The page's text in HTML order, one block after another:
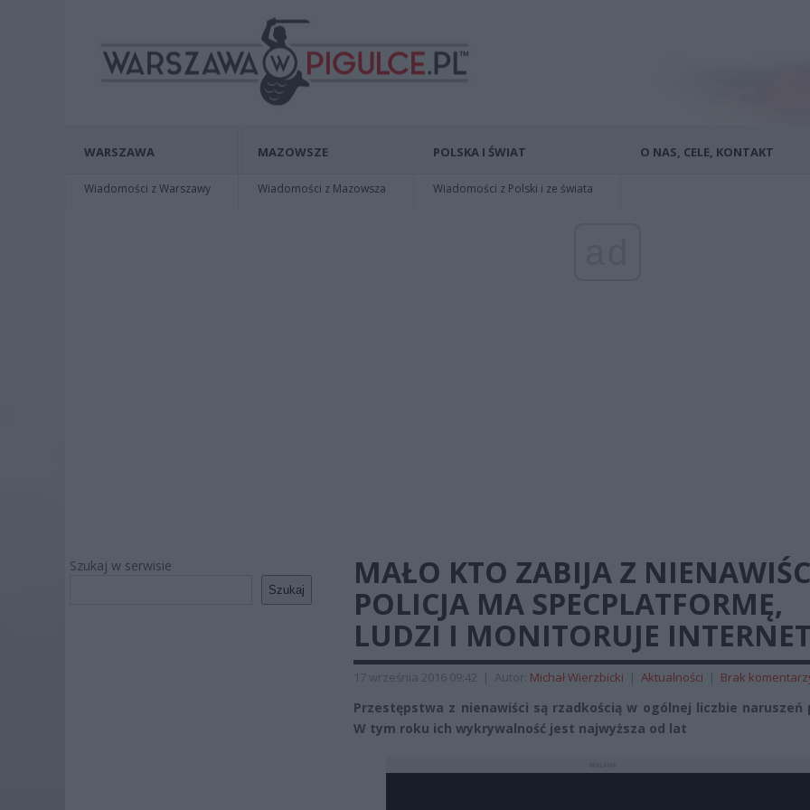
WARSZAWA
Wiadomości z Warszawy
MAZOWSZE
Wiadomości z Mazowsza
POLSKA I ŚWIAT
Wiadomości z Polski i ze świata
O NAS, CELE, KONTAKT
Szukaj w serwisie
Szukaj
MAŁO KTO ZABIJA Z
POLICJA MA SPECPLATFORMĘ,
LUDZI I MONITORUJE INTERNET
17 września 2016 09:42 | Autor: Michał Wierzbicki | Aktualności | Brak
Przestępstwa z nienawiści są rzadkością w ogólnej liczbie naruszeń
W tym roku ich wykrywalność jest najwyższa od lat